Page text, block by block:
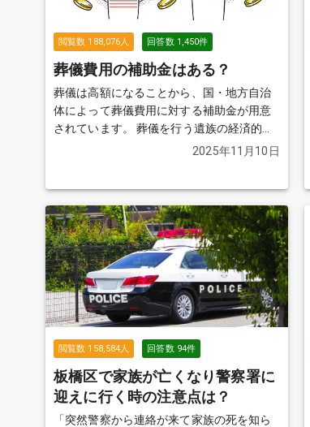
閲覧数 188,076人 回答数 1,450件
葬儀費用の補助金はある？
葬儀は高額になることから、国・地方自治
体によって葬儀費用に対する補助金が用意
されています。 葬儀を行う遺族の経済的負
担を軽減することを目的としています。加
を見る
2025年11月10日
閲覧数 158,584人 回答数 94件
板橋区で家族が亡くなり警察署に
迎えに行く時の注意点は？
「突然警察から連絡が来て家族の死を知ら